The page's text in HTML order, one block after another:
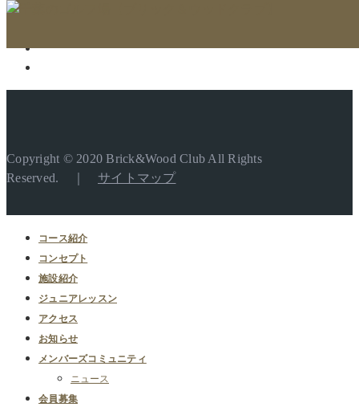
Copyright © 2020 Brick&Wood Club All Rights
Reserved. ｜ サイトマップ
コース紹介
コンセプト
施設紹介
ジュニアレッスン
アクセス
お知らせ
メンバーズコミュニティ
ニュース
会員募集